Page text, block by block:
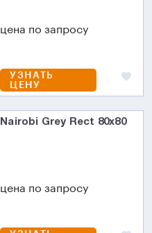
цена по запросу
УЗНАТЬ
ЦЕНУ
Nairobi Grey Rect 80x80
цена по запросу